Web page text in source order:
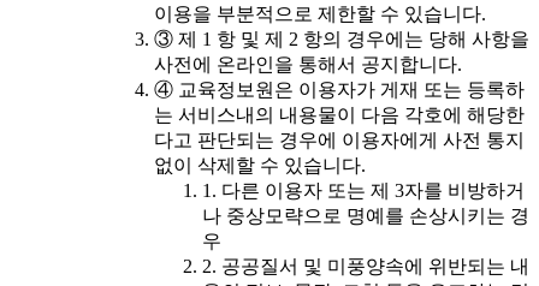
이용을 부분적으로 제한할 수 있습니다.
③ 제 1 항 및 제 2 항의 경우에는 당해 사항을
사전에 온라인을 통해서 공지합니다.
④ 교육정보원은 이용자가 게재 또는 등록하
는 서비스내의 내용물이 다음 각호에 해당한
다고 판단되는 경우에 이용자에게 사전 통지
없이 삭제할 수 있습니다.
1. 다른 이용자 또는 제 3자를 비방하거
나 중상모략으로 명예를 손상시키는 경
우
2. 공공질서 및 미풍양속에 위반되는 내